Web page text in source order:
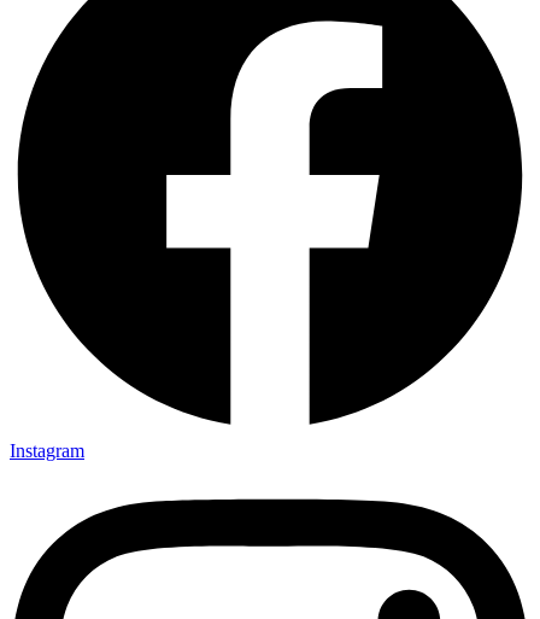
Instagram